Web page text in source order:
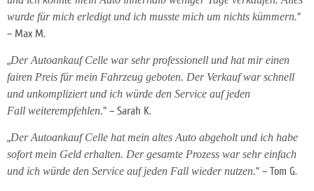
wurde für mich erledigt und ich musste mich um nichts kümmern.“
– Max M.
„Der Autoankauf Celle war sehr professionell und hat mir einen
fairen Preis für mein Fahrzeug geboten. Der Verkauf war schnell
und unkompliziert und ich würde den Service auf jeden
Fall weiterempfehlen.“ – Sarah K.
„Der Autoankauf Celle hat mein altes Auto abgeholt und ich habe
sofort mein Geld erhalten. Der gesamte Prozess war sehr einfach
und ich würde den Service auf jeden Fall wieder nutzen.“ – Tom G.